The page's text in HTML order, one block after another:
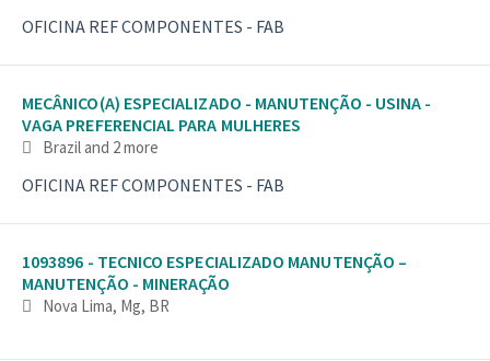
OFICINA REF COMPONENTES - FAB
MECÂNICO(A) ESPECIALIZADO - MANUTENÇÃO - USINA -
VAGA PREFERENCIAL PARA MULHERES
Braziland 2 more
OFICINA REF COMPONENTES - FAB
1093896 - TECNICO ESPECIALIZADO MANUTENÇÃO –
MANUTENÇÃO - MINERAÇÃO
Nova Lima, Mg, BR